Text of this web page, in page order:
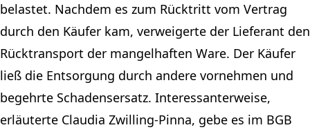
belastet. Nachdem es zum Rücktritt vom Vertrag
durch den Käufer kam, verweigerte der Lieferant den
Rücktransport der mangelhaften Ware. Der Käufer
ließ die Entsorgung durch andere vornehmen und
begehrte Schadensersatz. Interessanterweise,
erläuterte Claudia Zwilling-Pinna, gebe es im BGB